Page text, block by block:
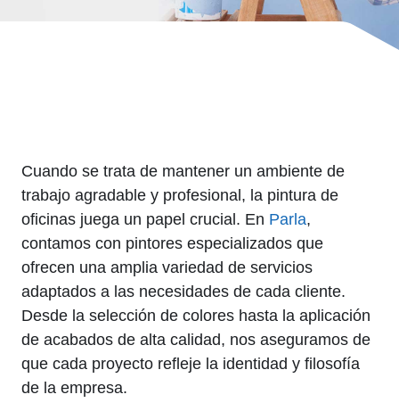
Cuando se trata de mantener un ambiente de
trabajo agradable y profesional, la pintura de
oficinas juega un papel crucial. En Parla,
contamos con pintores especializados que
ofrecen una amplia variedad de servicios
adaptados a las necesidades de cada cliente.
Desde la selección de colores hasta la aplicación
de acabados de alta calidad, nos aseguramos de
que cada proyecto refleje la identidad y filosofía
de la empresa.